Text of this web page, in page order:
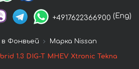
+4917622366900 (Eng)
Фонвьей Марка Nissan
1.3 DIG-T MHEV Xtronic Tekna